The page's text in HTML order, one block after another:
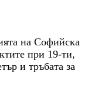
на Софийска
при 19-ти,
и тръбата за